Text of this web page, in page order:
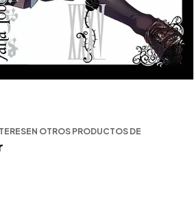
OTROS PRODUCTOS DE